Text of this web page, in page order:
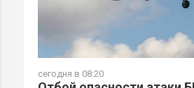
сегодня в 08:20